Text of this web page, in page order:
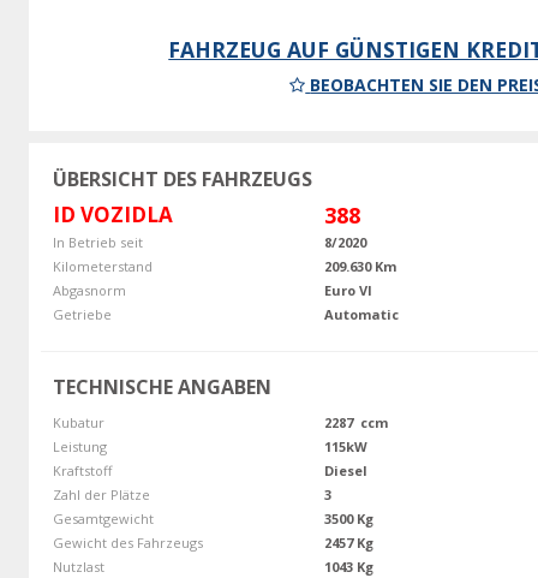
FAHRZEUG AUF GÜNSTIGEN
BEOBACHTEN SIE DEN
ÜBERSICHT DES FAHRZEUGS
ID VOZIDLA 388
In Betrieb seit
8/2020
Kilometerstand
209.630 Km
Abgasnorm
Euro VI
Getriebe
Automatic
TECHNISCHE ANGABEN
Kubatur
2287 ccm
Leistung
115kW
Kraftstoff
Diesel
Zahl der Plätze
3
Gesamtgewicht
3500 Kg
Gewicht des Fahrzeugs
2457 Kg
Nutzlast
1043 Kg